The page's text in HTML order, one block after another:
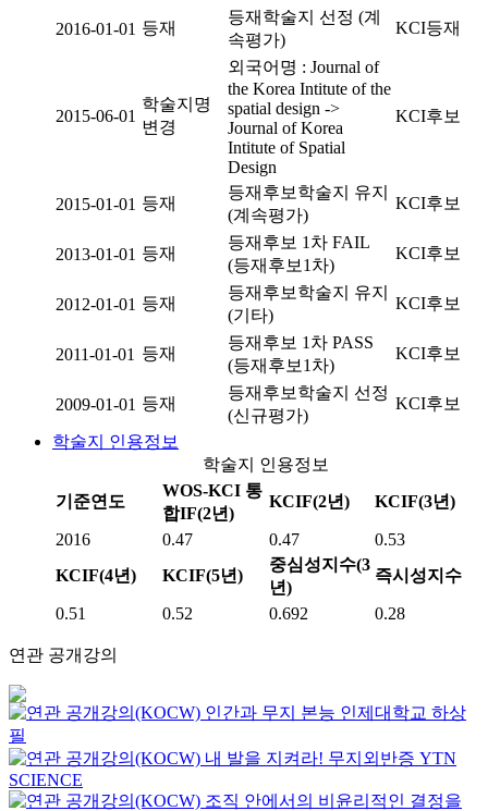
2016-01-01 등재
등재학술지 선정 (계
속평가)
KCI등재
2015-06-01
학술지명
변경
외국어명 : Journal of
the Korea Intitute of the
spatial design ->
Journal of Korea
Intitute of Spatial
Design
KCI후보
2015-01-01 등재
등재후보학술지 유지
(계속평가)
KCI후보
2013-01-01 등재
등재후보 1차 FAIL
(등재후보1차)
KCI후보
2012-01-01 등재
등재후보학술지 유지
(기타)
KCI후보
2011-01-01 등재
등재후보 1차 PASS
(등재후보1차)
KCI후보
2009-01-01 등재
등재후보학술지 선정
(신규평가)
KCI후보
학술지 인용정보
학술지 인용정보
기준연도
WOS-KCI 통
합IF(2년)
KCIF(2년) KCIF(3년)
2016 0.47 0.47
0.53
KCIF(4년)
KCIF(5년)
중심성지수(3
년)
즉시성지수
0.51 0.52 0.692 0.28
연관 공개강의
인간과 무지 본능 인제대학교 하상
필
내 발을 지켜라! 무지외반증 YTN
SCIENCE
조직 안에서의 비윤리적인 결정을